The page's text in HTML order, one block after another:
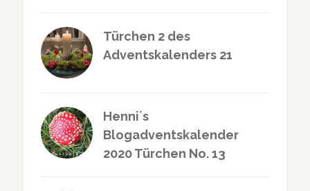
Türchen 2 des
Adventskalenders 21
Henni´s
Blogadventskalender
2020 Türchen No. 13